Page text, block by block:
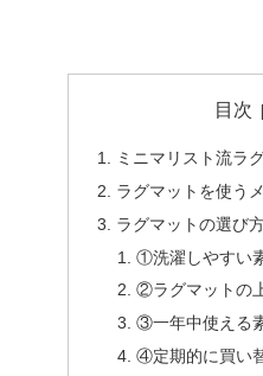
目次
ミニマリスト流ラ
ラグマットを使う
ラグマットの選び
①洗濯しやすい
②ラグマットの
③一年中使える
④定期的に買い